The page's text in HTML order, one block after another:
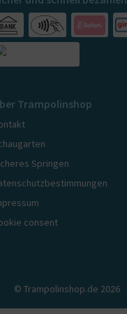
Trampolinshop
Springen
consent
© Trampolinshop.de 2026